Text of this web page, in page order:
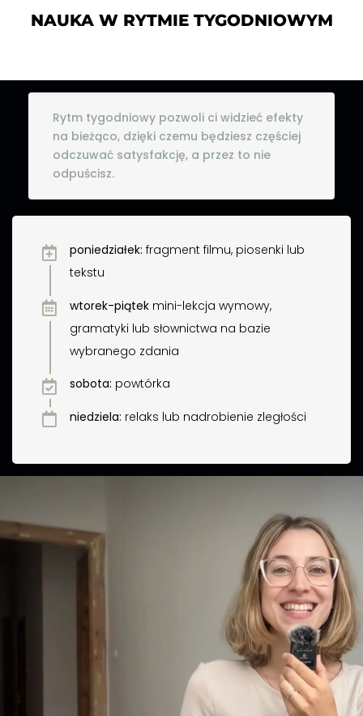
NAUKA W RYTMIE TYGODNIOWYM
Rytm tygodniowy pozwoli ci widzieć efekty
na bieżąco, dzięki czemu będziesz częściej
odczuwać satysfakcję, a przez to nie
odpuścisz.
poniedziałek: fragment filmu, piosenki lub
tekstu
wtorek-piątek mini-lekcja wymowy,
gramatyki lub słownictwa na bazie
wybranego zdania
sobota: powtórka
niedziela: relaks lub nadrobienie zległości